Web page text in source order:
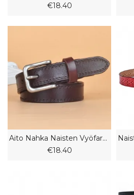
€18.40
Aito Nahka Naisten Vyöfarkut Universaalit Casual Nahkavyö Naiset
€18.40